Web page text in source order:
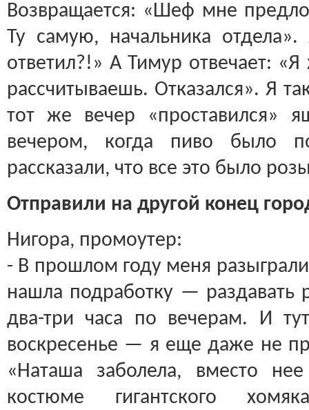
Возвращается: «Шеф мне
Ту самую, начальника
ответил?!» А Тимур отвечает:
рассчитываешь. Отказался». Я
тот же вечер «проставился»
вечером, когда пиво было
рассказали, что все это было
Отправили на другой конец
Нигора, промоутер:
- В прошлом году меня
нашла подработку — раздавать
два-три часа по вечерам. И
воскресенье — я еще даже не
«Наташа заболела, вместо
костюме гигантского